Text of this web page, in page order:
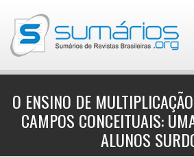
O ENSINO DE
CAMPOS CONCEITUAIS:
ALUNOS